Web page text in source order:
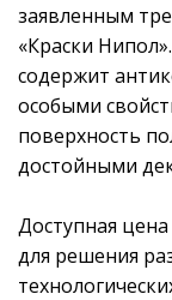
заявленным
«Краски
содержит
особыми
поверхность
достойными
Доступная
для решения